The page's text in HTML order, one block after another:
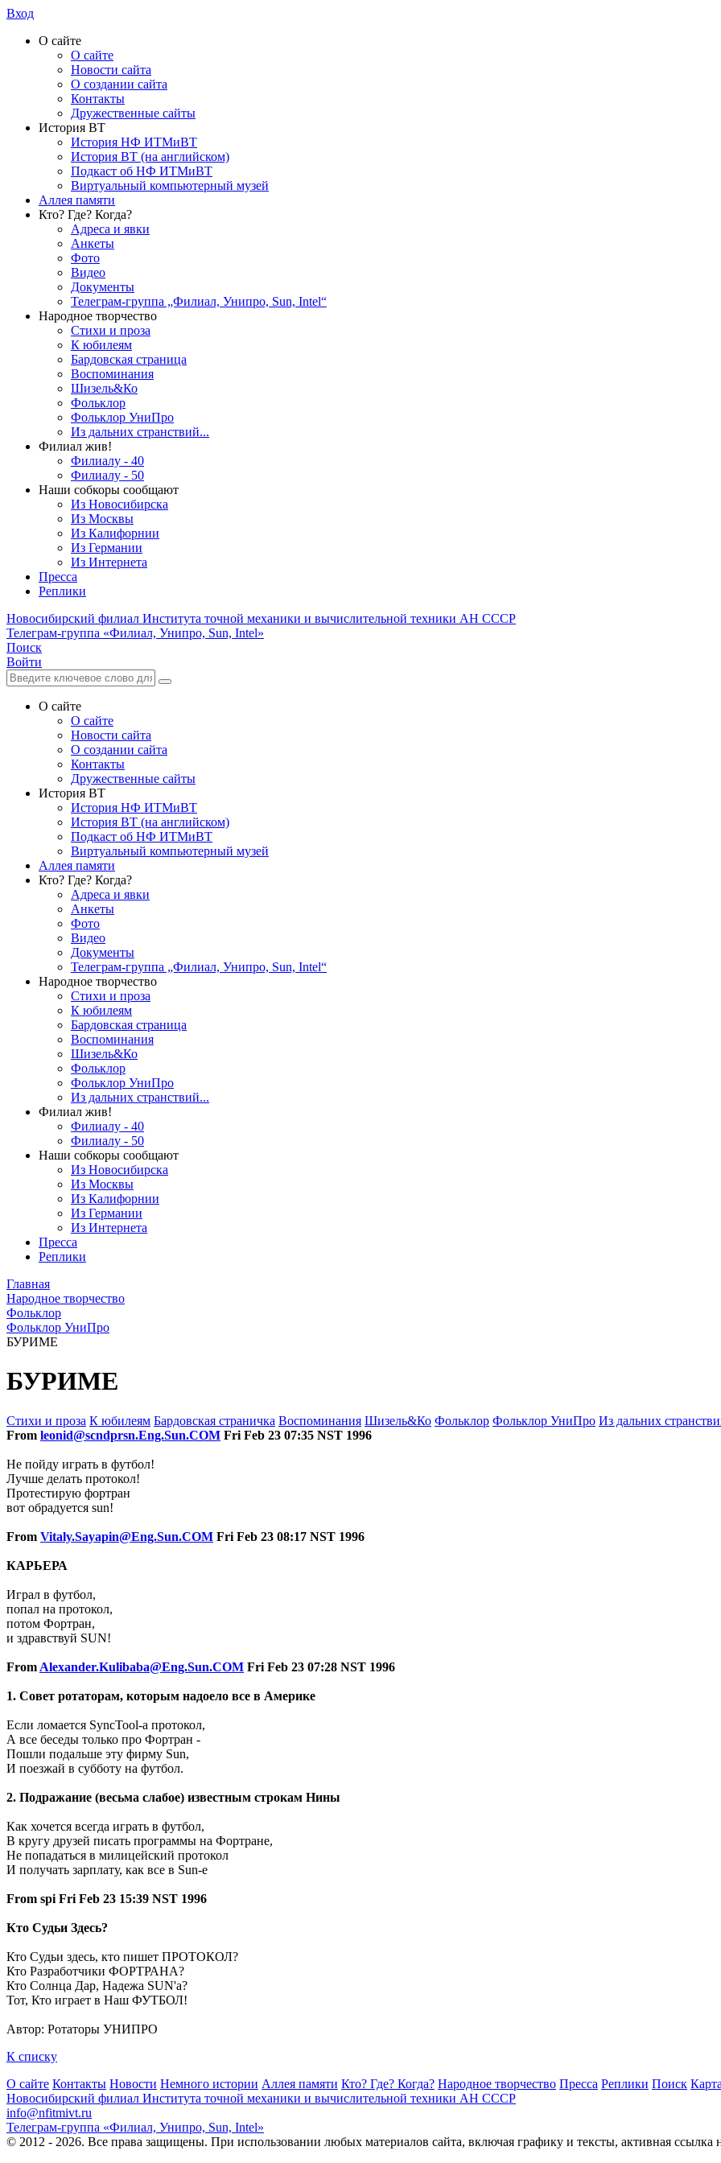
Вход
О сайте
О сайте
Новости сайта
О создании сайта
Контакты
Дружественные сайты
История ВТ
История НФ ИТМиВТ
История ВТ (на английском)
Подкаст об НФ ИТМиВТ
Виртуальный компьютерный музей
Аллея памяти
Кто? Где? Когда?
Адреса и явки
Анкеты
Фото
Видео
Документы
Телеграм-группа „Филиал, Унипро, Sun, Intel“
Народное творчество
Стихи и проза
К юбилеям
Бардовская страница
Воспоминания
Шизель&Ко
Фольклор
Фольклор УниПро
Из дальних странствий...
Филиал жив!
Филиалу - 40
Филиалу - 50
Наши собкоры сообщают
Из Новосибирска
Из Москвы
Из Калифорнии
Из Германии
Из Интернета
Пресса
Реплики
Новосибирский филиал Института точной механики и вычислительной техники АН СССР
Телеграм-группа «Филиал, Унипро, Sun, Intel»
Поиск
Войти
О сайте
О сайте
Новости сайта
О создании сайта
Контакты
Дружественные сайты
История ВТ
История НФ ИТМиВТ
История ВТ (на английском)
Подкаст об НФ ИТМиВТ
Виртуальный компьютерный музей
Аллея памяти
Кто? Где? Когда?
Адреса и явки
Анкеты
Фото
Видео
Документы
Телеграм-группа „Филиал, Унипро, Sun, Intel“
Народное творчество
Стихи и проза
К юбилеям
Бардовская страница
Воспоминания
Шизель&Ко
Фольклор
Фольклор УниПро
Из дальних странствий...
Филиал жив!
Филиалу - 40
Филиалу - 50
Наши собкоры сообщают
Из Новосибирска
Из Москвы
Из Калифорнии
Из Германии
Из Интернета
Пресса
Реплики
Главная
Народное творчество
Фольклор
Фольклор УниПро
БУРИМЕ
БУРИМЕ
Стихи и проза К юбилеям Бардовская страничка Воспоминания Шизель&Ко Фольклор Фольклор УниПро Из дальних
From leonid@scndprsn.Eng.Sun.COM Fri Feb 23 07:35 NST 1996
Не пойду играть в футбол!
Лучше делать протокол!
Протестирую фортран
вот обрадуется sun!
From Vitaly.Sayapin@Eng.Sun.COM Fri Feb 23 08:17 NST 1996
КАРЬЕРА
Играл в футбол,
попал на протокол,
потом Фортран,
и здравствуй SUN!
From Alexander.Kulibaba@Eng.Sun.COM Fri Feb 23 07:28 NST 1996
1. Совет ротаторам, которым надоело все в Америке
Если ломается SyncTool-а протокол,
А все беседы только про Фортран -
Пошли подальше эту фирму Sun,
И поезжай в субботу на футбол.
2. Подражание (весьма слабое) известным строкам Нины
Как хочется всегда играть в футбол,
В кругу друзей писать программы на Фортране,
Не попадаться в милицейский протокол
И получать зарплату, как все в Sun-е
From spi Fri Feb 23 15:39 NST 1996
Кто Судьи Здесь?
Кто Судьи здесь, кто пишет ПРОТОКОЛ?
Кто Разработчики ФОРТРАНА?
Кто Солнца Дар, Надежа SUN'а?
Тот, Кто играет в Наш ФУТБОЛ!
Автор: Ротаторы УНИПРО
К списку
О сайте Контакты Новости Немного истории Аллея памяти Кто? Где? Когда? Народное творчество Пресса Реплики Поиск
Новосибирский филиал Института точной механики и вычислительной техники АН СССР
info@nfitmivt.ru
Телеграм-группа «Филиал, Унипро, Sun, Intel»
© 2012 - 2026. Все права защищены. При использовании любых материалов сайта, включая графику и тексты, активная ссылка